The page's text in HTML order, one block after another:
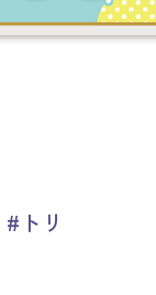
#トリ